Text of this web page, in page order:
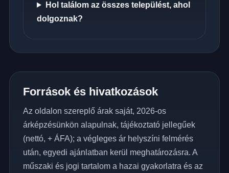
Hol találom az összes települést, ahol
dolgoznak?
Források és hivatkozások
Az oldalon szereplő árak saját, 2026-os
árképzésünkön alapulnak, tájékoztató jellegűek
(nettó, + ÁFA); a végleges ár helyszíni felmérés
után, egyedi ajánlatban kerül meghatározásra. A
műszaki és jogi tartalom a hazai gyakorlatra és az